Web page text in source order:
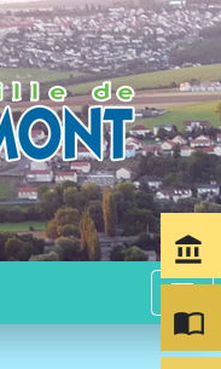
menu
account_balance
import_contacts